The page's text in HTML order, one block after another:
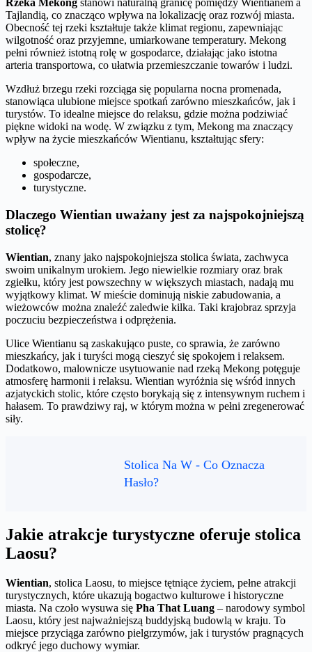
Rzeka Mekong stanowi naturalną granicę pomiędzy Wientianem a
Tajlandią, co znacząco wpływa na lokalizację oraz rozwój miasta.
Obecność tej rzeki kształtuje także klimat regionu, zapewniając
wilgotność oraz przyjemne, umiarkowane temperatury. Mekong
pełni również istotną rolę w gospodarce, działając jako istotna
arteria transportowa, co ułatwia przemieszczanie towarów i ludzi.
Wzdłuż brzegu rzeki rozciąga się popularna nocna promenada,
stanowiąca ulubione miejsce spotkań zarówno mieszkańców, jak i
turystów. To idealne miejsce do relaksu, gdzie można podziwiać
piękne widoki na wodę. W związku z tym, Mekong ma znaczący
wpływ na życie mieszkańców Wientianu, kształtując sfery:
społeczne,
gospodarcze,
turystyczne.
Dlaczego Wientian uważany jest za najspokojniejszą
stolicę?
Wientian, znany jako najspokojniejsza stolica świata, zachwyca
swoim unikalnym urokiem. Jego niewielkie rozmiary oraz brak
zgiełku, który jest powszechny w większych miastach, nadają mu
wyjątkowy klimat. W mieście dominują niskie zabudowania, a
wieżowców można znaleźć zaledwie kilka. Taki krajobraz sprzyja
poczuciu bezpieczeństwa i odprężenia.
Ulice Wientianu są zaskakująco puste, co sprawia, że zarówno
mieszkańcy, jak i turyści mogą cieszyć się spokojem i relaksem.
Dodatkowo, malownicze usytuowanie nad rzeką Mekong potęguje
atmosferę harmonii i relaksu. Wientian wyróżnia się wśród innych
azjatyckich stolic, które często borykają się z intensywnym ruchem i
hałasem. To prawdziwy raj, w którym można w pełni zregenerować
siły.
Stolica Na W - Co Oznacza
Hasło?
Jakie atrakcje turystyczne oferuje stolica
Laosu?
Wientian, stolica Laosu, to miejsce tętniące życiem, pełne atrakcji
turystycznych, które ukazują bogactwo kulturowe i historyczne
miasta. Na czoło wysuwa się Pha That Luang – narodowy symbol
Laosu, który jest najważniejszą buddyjską budowlą w kraju. To
miejsce przyciąga zarówno pielgrzymów, jak i turystów pragnących
odkryć jego duchowy wymiar.